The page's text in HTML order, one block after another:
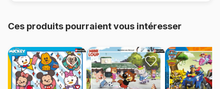
Ces produits pourraient vous intéresser